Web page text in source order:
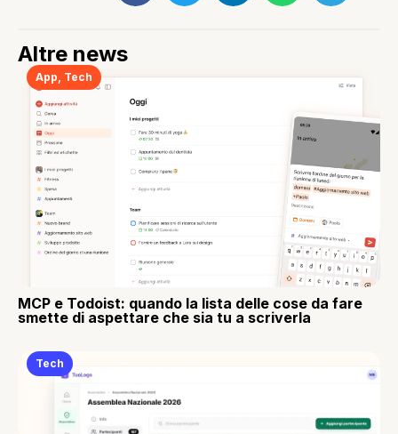
Altre news
App Tech
MCP e Todoist: quando la lista delle cose da fare
smette di aspettare che sia tu a scriverla
Tech